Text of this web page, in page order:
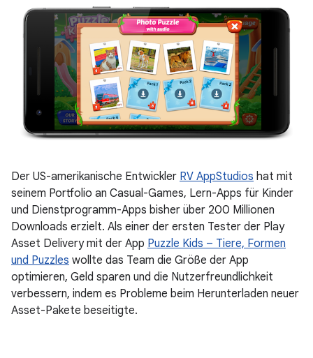
Der US-amerikanische Entwickler RV AppStudios hat mit
seinem Portfolio an Casual-Games, Lern-Apps für Kinder
und Dienstprogramm-Apps bisher über 200 Millionen
Downloads erzielt. Als einer der ersten Tester der Play
Asset Delivery mit der App Puzzle Kids – Tiere, Formen
und Puzzles wollte das Team die Größe der App
optimieren, Geld sparen und die Nutzerfreundlichkeit
verbessern, indem es Probleme beim Herunterladen neuer
Asset-Pakete beseitigte.